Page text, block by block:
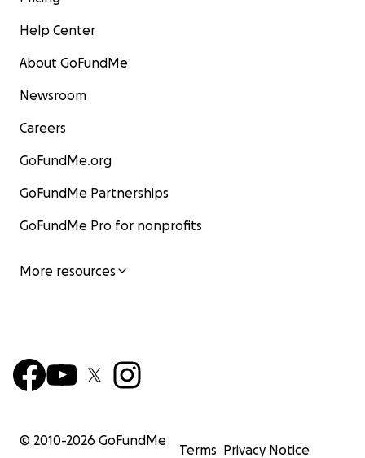
Help Center
About GoFundMe
Newsroom
Careers
GoFundMe.org
GoFundMe Partnerships
GoFundMe Pro for nonprofits
More resources
© 2010-2026 GoFundMe
Terms Privacy Notice